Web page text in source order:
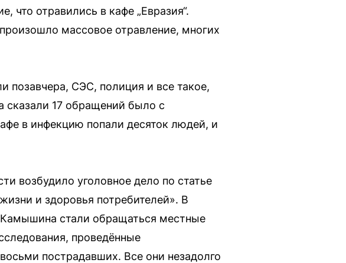
что отравились в кафе „Евразия“.
массовое отравление, многих
позавчера, СЭС, полиция и все такое,
сказали 17 обращений было с
в инфекцию попали десяток людей, и
возбудило уголовное дело по статье
и здоровья потребителей». В
стали обращаться местные
проведённые
пострадавших. Все они незадолго